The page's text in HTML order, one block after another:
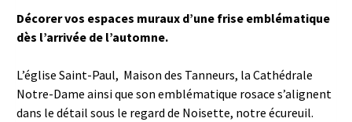
Décorer vos espaces muraux d’une frise emblématique
dès l’arrivée de l’automne.
L’église Saint-Paul, Maison des Tanneurs, la Cathédrale
Notre-Dame ainsi que son emblématique rosace s’alignent
dans le détail sous le regard de Noisette, notre écureuil.